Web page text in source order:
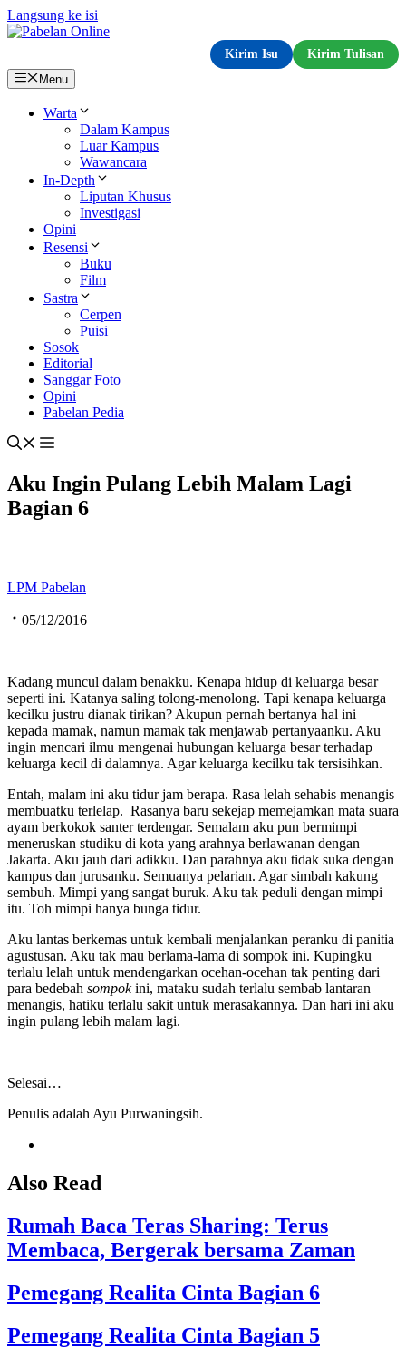
Langsung ke isi
Kirim Isu
Kirim Tulisan
Menu
Warta
Dalam Kampus
Luar Kampus
Wawancara
In-Depth
Liputan Khusus
Investigasi
Opini
Resensi
Buku
Film
Sastra
Cerpen
Puisi
Sosok
Editorial
Sanggar Foto
Opini
Pabelan Pedia
Aku Ingin Pulang Lebih Malam Lagi
Bagian 6
LPM Pabelan
05/12/2016
Kadang muncul dalam benakku. Kenapa hidup di keluarga besar
seperti ini. Katanya saling tolong-menolong. Tapi kenapa keluarga
kecilku justru dianak tirikan? Akupun pernah bertanya hal ini
kepada mamak, namun mamak tak menjawab pertanyaanku. Aku
ingin mencari ilmu mengenai hubungan keluarga besar terhadap
keluarga kecil di dalamnya. Agar keluarga kecilku tak tersisihkan.
Entah, malam ini aku tidur jam berapa. Rasa lelah sehabis menangis
membuatku terlelap. Rasanya baru sekejap memejamkan mata suara
ayam berkokok santer terdengar. Semalam aku pun bermimpi
meneruskan studiku di kota yang arahnya berlawanan dengan
Jakarta. Aku jauh dari adikku. Dan parahnya aku tidak suka dengan
kampus dan jurusanku. Semuanya pelarian. Agar simbah kakung
sembuh. Mimpi yang sangat buruk. Aku tak peduli dengan mimpi
itu. Toh mimpi hanya bunga tidur.
Aku lantas berkemas untuk kembali menjalankan peranku di panitia
agustusan. Aku tak mau berlama-lama di sompok ini. Kupingku
terlalu lelah untuk mendengarkan ocehan-ocehan tak penting dari
para bedebah sompokini, mataku sudah terlalu sembab lantaran
menangis, hatiku terlalu sakit untuk merasakannya. Dan hari ini aku
ingin pulang lebih malam lagi.
Selesai…
Penulis adalah Ayu Purwaningsih.
Also Read
Rumah Baca Teras Sharing: Terus
Membaca, Bergerak bersama Zaman
Pemegang Realita Cinta Bagian 6
Pemegang Realita Cinta Bagian 5